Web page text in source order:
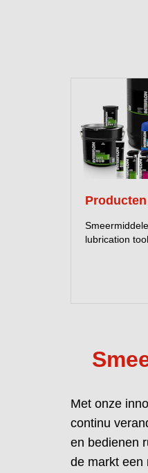
Producten
lubrication
Met onze
continu
en bedienen
de markt een
processen
producten
CO2-uitstoot.